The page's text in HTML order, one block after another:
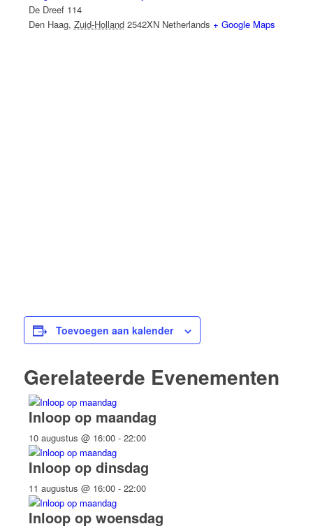
De Dreef 114
Den Haag, Zuid-Holland 2542XN Netherlands + Google Maps
Toevoegen aan kalender
Gerelateerde Evenementen
Inloop op maandag
10 augustus @ 16:00- 22:00
Inloop op dinsdag
11 augustus @ 16:00- 22:00
Inloop op woensdag